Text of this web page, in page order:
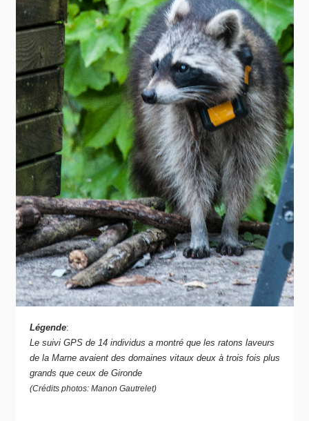
Légende:
Le suivi GPS de 14 individus a montré que les ratons laveurs
de la Marne avaient des domaines vitaux deux à trois fois plus
grands que ceux de Gironde
(Crédits photos: Manon Gautrelet)